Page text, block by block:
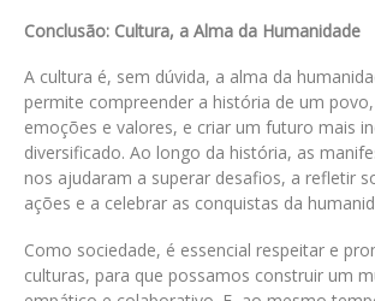
Conclusão: Cultura, a Alma da Humanidade
A cultura é, sem dúvida, a alma da
permite compreender a história de um
emoções e valores, e criar um futuro mais
diversificado. Ao longo da história, as
nos ajudaram a superar desafios, a refletir
ações e a celebrar as conquistas da
Como sociedade, é essencial respeitar e
culturas, para que possamos construir um